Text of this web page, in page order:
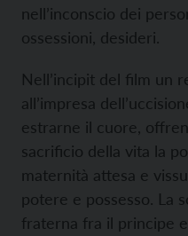
nell’inconscio dei
ossessioni, desideri.
Nell’incipit del film un
all’impresa
estrarne il cuore,
sacrificio della vita la
maternità attesa e
potere e possesso. La
fraterna fra il principe